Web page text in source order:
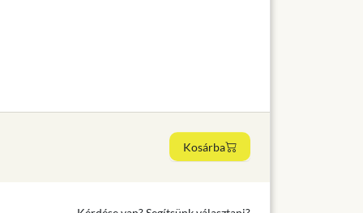
Kosárba